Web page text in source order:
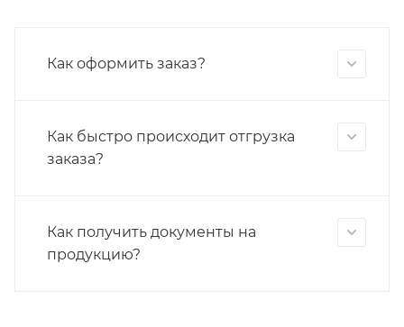
Как оформить заказ?
Как быстро происходит отгрузка
заказа?
Как получить документы на
продукцию?